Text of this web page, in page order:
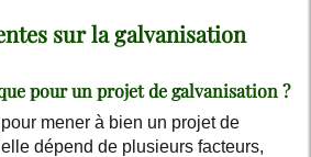
sur la galvanisation
pour un projet de galvanisation ?
mener à bien un projet de
dépend de plusieurs facteurs,